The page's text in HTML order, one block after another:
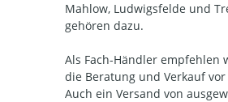
Mahlow, Ludwigsfelde und
gehören dazu.
Als Fach-Händler empfehlen
die Beratung und Verkauf
Auch ein Versand von